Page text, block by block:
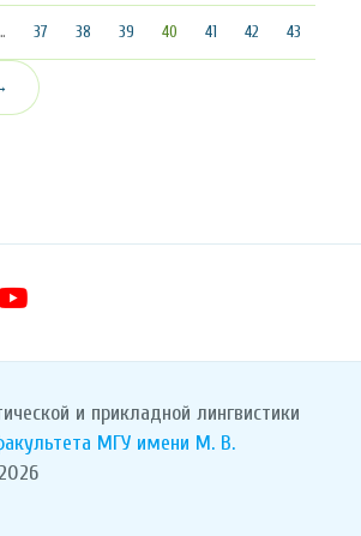
37 38 39 40 (текущая)
41 42 43
и прикладной лингвистики
МГУ имени М. В.